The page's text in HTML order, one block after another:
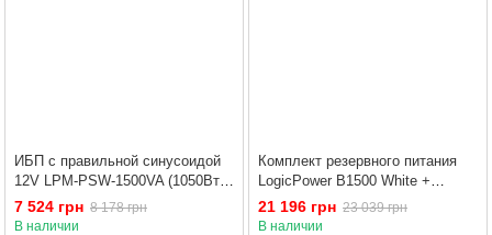
ИБП с правильной синусоидой
12V LPM-PSW-1500VA (1050Вт)
White
7 524 грн 8 178 грн
В наличии
Комплект резервного питания
LogicPower B1500 White +
литиевая (LiFePO4) батарея
1280Wh
21 196 грн 23 039 грн
В наличии